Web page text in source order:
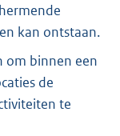
kan ontstaan.
om binnen een
de
te